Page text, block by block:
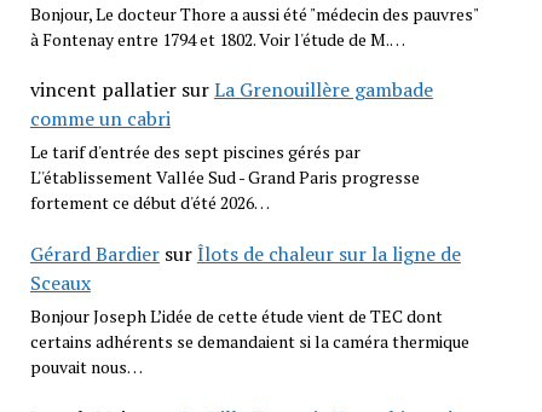
Bonjour, Le docteur Thore a aussi été "médecin des pauvres"
à Fontenay entre 1794 et 1802. Voir l'étude de M.…
vincent pallatiersurLa Grenouillère gambade
comme un cabri
Le tarif d'entrée des sept piscines gérés par
L''établissement Vallée Sud - Grand Paris progresse
fortement ce début d'été 2026…
Gérard BardiersurÎlots de chaleur sur la ligne de
Sceaux
Bonjour Joseph L’idée de cette étude vient de TEC dont
certains adhérents se demandaient si la caméra thermique
pouvait nous…